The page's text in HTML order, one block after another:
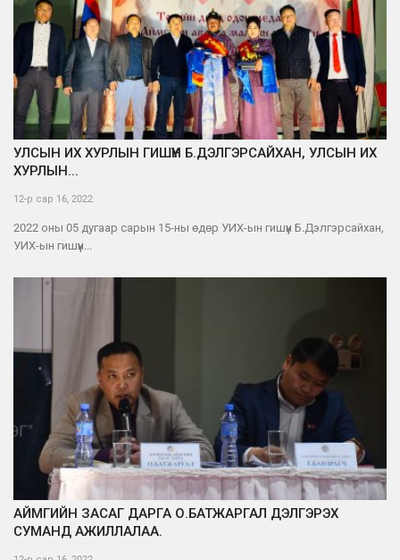
УЛСЫН ИХ ХУРЛЫН ГИШҮҮН Б.ДЭЛГЭРСАЙХАН, УЛСЫН ИХ
ХУРЛЫН...
12-р сар 16, 2022
2022 оны 05 дугаар сарын 15-ны өдөр УИХ-ын гишүүн Б.Дэлгэрсайхан,
УИХ-ын гишүүн...
АЙМГИЙН ЗАСАГ ДАРГА О.БАТЖАРГАЛ ДЭЛГЭРЭХ
СУМАНД АЖИЛЛАЛАА.